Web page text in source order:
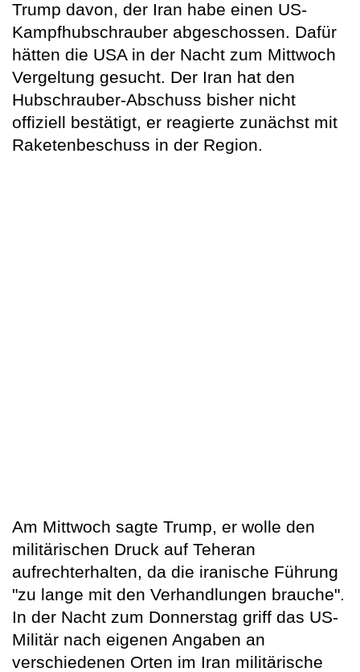
Trump davon, der Iran habe einen US-
Kampfhubschrauber abgeschossen. Dafür
hätten die USA in der Nacht zum Mittwoch
Vergeltung gesucht. Der Iran hat den
Hubschrauber-Abschuss bisher nicht
offiziell bestätigt, er reagierte zunächst mit
Raketenbeschuss in der Region.
Am Mittwoch sagte Trump, er wolle den
militärischen Druck auf Teheran
aufrechterhalten, da die iranische Führung
"zu lange mit den Verhandlungen brauche".
In der Nacht zum Donnerstag griff das US-
Militär nach eigenen Angaben an
verschiedenen Orten im Iran militärische